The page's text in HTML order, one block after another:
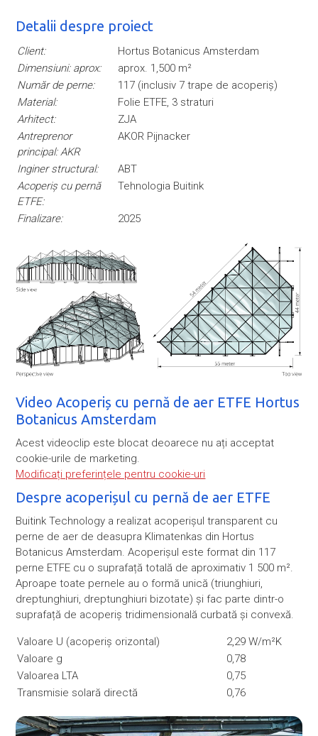
Detalii despre proiect
Client:
Hortus Botanicus Amsterdam
Dimensiuni: aprox:
aprox. 1,500 m²
Număr de perne:
117 (inclusiv 7 trape de acoperiș)
Material:
Folie ETFE, 3 straturi
Arhitect:
ZJA
Antreprenor
principal: AKR
AKOR Pijnacker
Inginer structural:
ABT
Acoperiș cu pernă
ETFE:
Tehnologia Buitink
Finalizare: 2025
Video Acoperiș cu pernă de aer ETFE Hortus
Botanicus Amsterdam
Acest videoclip este blocat deoarece nu ați acceptat
cookie-urile de marketing.
Modificați preferințele pentru cookie-uri
Despre acoperișul cu pernă de aer ETFE
Buitink Technology a realizat acoperișul transparent cu
perne de aer de deasupra Klimatenkas din Hortus
Botanicus Amsterdam. Acoperișul este format din 117
perne ETFE cu o suprafață totală de aproximativ 1 500 m².
Aproape toate pernele au o formă unică (triunghiuri,
dreptunghiuri, dreptunghiuri bizotate) și fac parte dintr-o
suprafață de acoperiș tridimensională curbată și convexă.
Valoare U (acoperiș orizontal)
2,29 W/m²K
Valoare g
0,78
Valoarea LTA
0,75
Transmisie solară directă
0,76